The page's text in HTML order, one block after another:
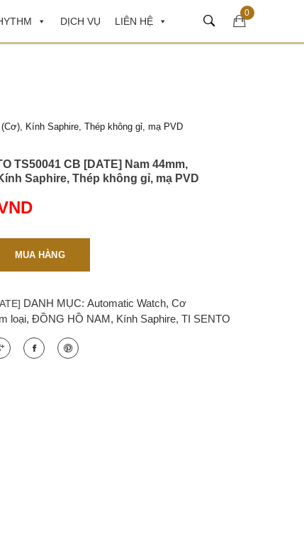
DỊCH VỤ LIÊN HỆ
0
Kính Saphire, Thép không gỉ, mạ PVD
TS50041 CB [DATE] Nam 44mm,
Saphire, Thép không gỉ, mạ PVD
MUA HÀNG
DANH MỤC: Automatic Watch, Cơ
loại, ĐỒNG HỒ NAM, Kính Saphire, TI SENTO